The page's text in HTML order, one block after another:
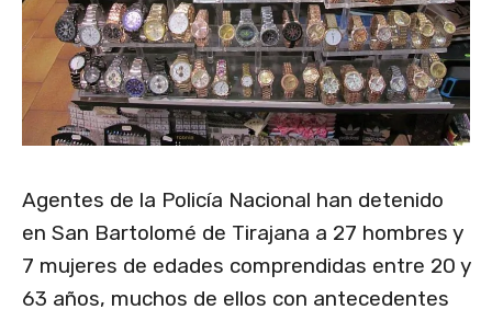
Agentes de la Policía Nacional han detenido
en San Bartolomé de Tirajana a 27 hombres y
7 mujeres de edades comprendidas entre 20 y
63 años, muchos de ellos con antecedentes